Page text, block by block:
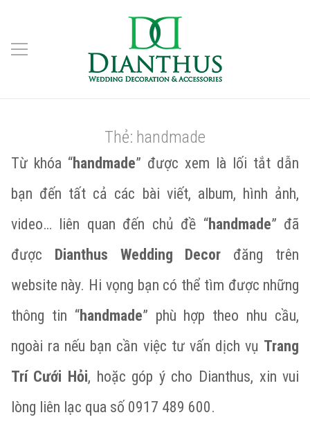
Thẻ: handmade
Từ khóa “handmade” được xem là lối tắt dẫn
bạn đến tất cả các bài viết, album, hình ảnh,
video… liên quan đến chủ đề “handmade” đã
được Dianthus Wedding Decor đăng trên
website này. Hi vọng bạn có thể tìm được những
thông tin “handmade” phù hợp theo nhu cầu,
ngoài ra nếu bạn cần việc tư vấn dịch vụ Trang
Trí Cưới Hỏi, hoặc góp ý cho Dianthus, xin vui
lòng liên lạc qua số 0917 489 600.